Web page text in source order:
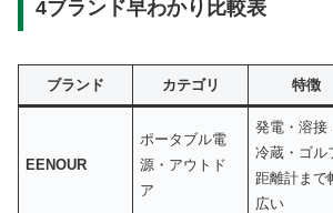
4ブランド早わかり比較表
ブランド カテゴリ 特徴
EENOUR
ポータブル電
源・アウトド
ア
発電・溶接
冷蔵・ゴル
距離計まで
広い